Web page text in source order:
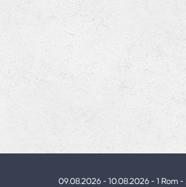
09.08.2026 - 10.08.2026 - 1 Rom -